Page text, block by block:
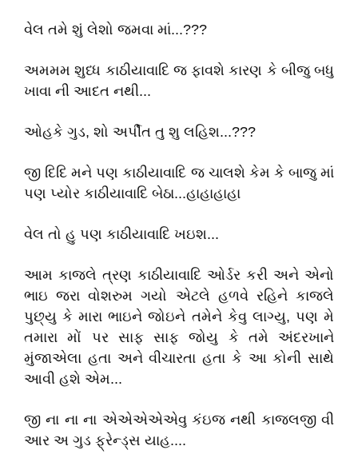
વેલ તમે શું લેશો જમવા માં...???
અમમમ શુધ્ધ કાઠીયાવાદિ જ ફાવશે કારણ કે બીજુ બધુ
ખાવા ની આદત નથી...
ઓહકે ગુડ, શો અર્પીત તુ શુ લહિશ...???
જી દિદિ મને પણ કાઠીયાવાદિ જ ચાલશે કેમ કે બાજુ માં
પણ પ્યોર કાઠીયાવાદિ બેઠા...હાહાહાહા
વેલ તો હુ પણ કાઠીયાવાદિ ખઇશ...
આમ કાજલે ત્રણ કાઠીયાવાદિ ઓર્ડર કરી અને એનો
ભાઇ જરા વોશરુમ ગયો એટલે હળવે રહિને કાજલે
પુછ્યુ કે મારા ભાઇને જોઇને તમેને કેવુ લાગ્યુ, પણ મે
તમારા મોં પર સાફ સાફ જોયુ કે તમે અંદરખાને
મુંજાએલા હતા અને વીચારતા હતા કે આ કોની સાથે
આવી હશે એમ...
જી ના ના ના એએએએએવુ કંઇજ નથી કાજલજી વી
આર અ ગુડ ફ્રેન્ડ્સ યાહ....